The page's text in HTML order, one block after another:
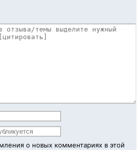
о новых комментариях в этой